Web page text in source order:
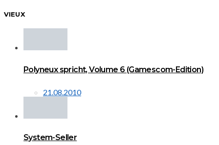
VIEUX
Polyneux spricht, Volume 6 (Gamescom-Edition)
21.08.2010
System-Seller